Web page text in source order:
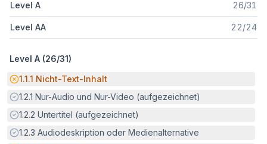
Level A 26/31
Level AA 22/24
Level A (26/31)
Potenzielle Barriere:
1.1.1 Nicht-Text-Inhalt
Erfüllt:
1.2.1 Nur-Audio und Nur-Video (aufgezeichnet)
Erfüllt:
1.2.2 Untertitel (aufgezeichnet)
Erfüllt:
1.2.3 Audiodeskription oder Medienalternative